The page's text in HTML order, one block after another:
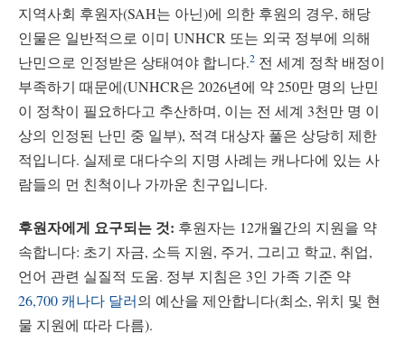
지역사회 후원자(SAH는 아닌)에 의한 후원의 경우, 해당
인물은 일반적으로 이미 UNHCR 또는 외국 정부에 의해
난민으로 인정받은 상태여야 합니다.2 전 세계 정착 배정이
부족하기 때문에(UNHCR은 2026년에 약 250만 명의 난민
이 정착이 필요하다고 추산하며, 이는 전 세계 3천만 명 이
상의 인정된 난민 중 일부), 적격 대상자 풀은 상당히 제한
적입니다. 실제로 대다수의 지명 사례는 캐나다에 있는 사
람들의 먼 친척이나 가까운 친구입니다.
후원자에게 요구되는 것: 후원자는 12개월간의 지원을 약
속합니다: 초기 자금, 소득 지원, 주거, 그리고 학교, 취업,
언어 관련 실질적 도움. 정부 지침은 3인 가족 기준 약
26,700 캐나다 달러의 예산을 제안합니다(최소, 위치 및 현
물 지원에 따라 다름).